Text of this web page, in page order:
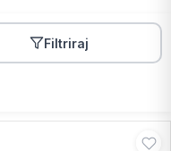
Filtriraj